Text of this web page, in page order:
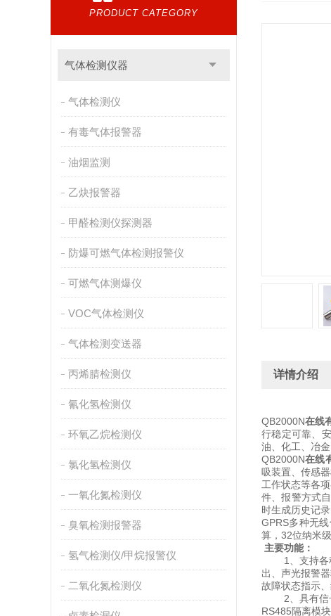
PRODUCT CATEGORY
气体检测仪器
气体检测仪
有毒气体报警器
油烟监测
乙炔报警器
甲醛检测仪探测器
防爆可燃气体检测报警仪
可燃气体测爆仪
VOC气体检测仪
气体检测变送器
丙烯腈检测仪
氰化氢检测仪
环氧乙烷检测仪
氯化氢检测仪
一氧化氮检测仪
臭氧检测报警器
氢气检测仪/甲烷报警仪
二氧化氮检测仪
详情介绍
QB2000N在线
行稳定可靠、
油、化工、冶
QB2000N在线
吸装置、传感
工作状态等各
件、报警方式
时生成历史记
GPRS多种无
算，32位纳米
主要功能：
1、支持各种
出、声光报警
故障状态指示
2、具有信号
RS485隔离模块